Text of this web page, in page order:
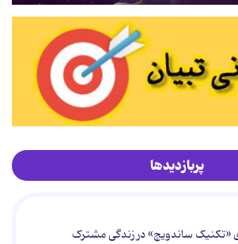
پربازدیدها
«تکنیک ساندویچ» در زندگی مشترک